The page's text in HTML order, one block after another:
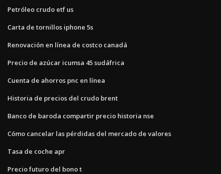
Petróleo crudo etf us
Carta de tornillos iphone 5s
Renovación en línea de costco canadá
Precio de azúcar icumsa 45 sudáfrica
Cuenta de ahorros pnc en línea
Historia de precios del crudo brent
Banco de baroda compartir precio historia nse
Cómo cancelar las pérdidas del mercado de valores
Tasa de coche apr
Precio futuro del bono t